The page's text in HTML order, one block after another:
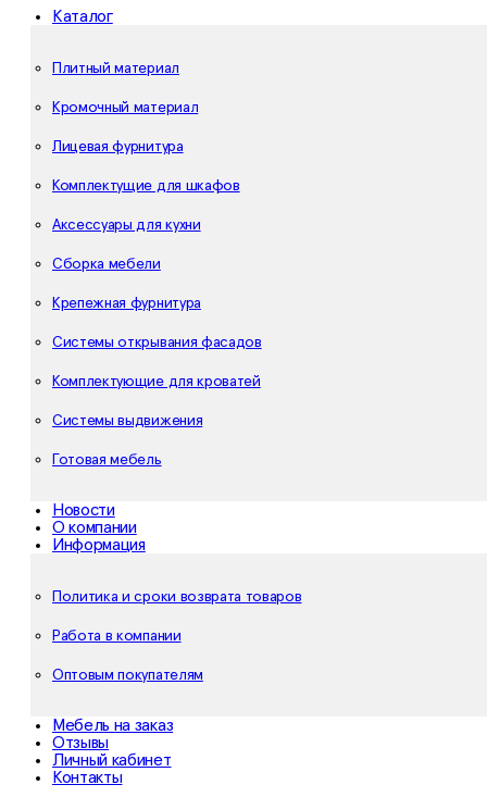
Каталог
Плитный материал
Кромочный материал
Лицевая фурнитура
Комплектущие для шкафов
Аксессуары для кухни
Сборка мебели
Крепежная фурнитура
Системы открывания фасадов
Комплектующие для кроватей
Системы выдвижения
Готовая мебель
Новости
О компании
Информация
Политика и сроки возврата товаров
Работа в компании
Оптовым покупателям
Мебель на заказ
Отзывы
Личный кабинет
Контакты